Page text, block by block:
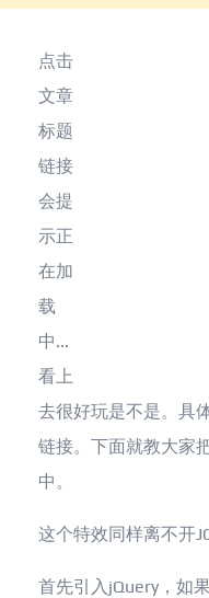
点击
文章
标题
链接
会提
示正
在加
载
中...
看上
去很好玩是不是。具
链接。下面就教大家
中。
这个特效同样离不开
首先引入jQuery，如